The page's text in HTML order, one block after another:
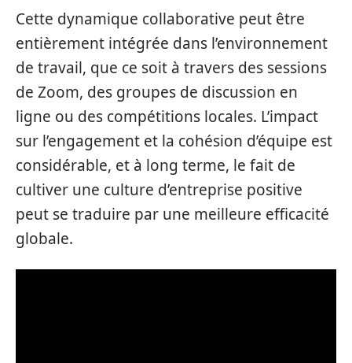
Cette dynamique collaborative peut être
entièrement intégrée dans l’environnement
de travail, que ce soit à travers des sessions
de Zoom, des groupes de discussion en
ligne ou des compétitions locales. L’impact
sur l’engagement et la cohésion d’équipe est
considérable, et à long terme, le fait de
cultiver une culture d’entreprise positive
peut se traduire par une meilleure efficacité
globale.